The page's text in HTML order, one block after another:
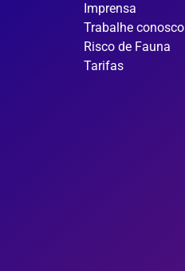
Imprensa
Trabalhe conosco
Risco de Fauna
Tarifas